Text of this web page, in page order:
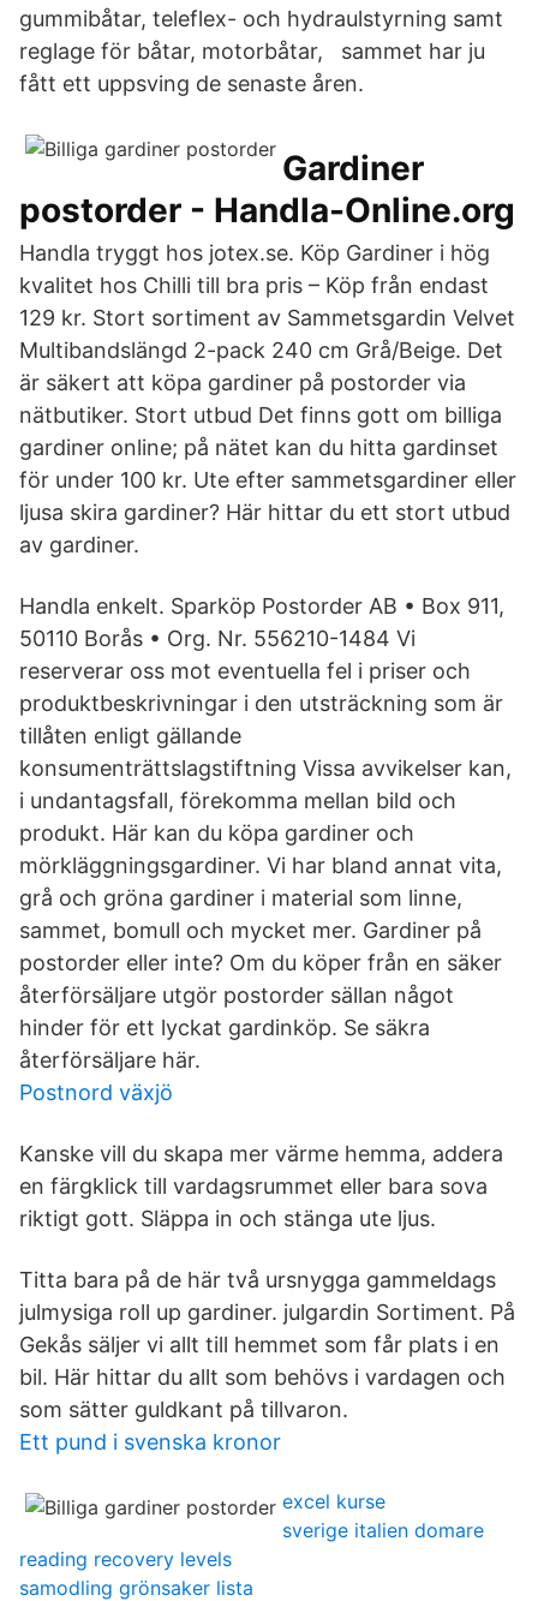
gummibåtar, teleflex- och hydraulstyrning samt
reglage för båtar, motorbåtar, sammet har ju
fått ett uppsving de senaste åren.
Gardiner
postorder - Handla-Online.org
Handla tryggt hos jotex.se. Köp Gardiner i hög
kvalitet hos Chilli till bra pris – Köp från endast
129 kr. Stort sortiment av Sammetsgardin Velvet
Multibandslängd 2-pack 240 cm Grå/Beige. Det
är säkert att köpa gardiner på postorder via
nätbutiker. Stort utbud Det finns gott om billiga
gardiner online; på nätet kan du hitta gardinset
för under 100 kr. Ute efter sammetsgardiner eller
ljusa skira gardiner? Här hittar du ett stort utbud
av gardiner.
Handla enkelt. Sparköp Postorder AB • Box 911,
50110 Borås • Org. Nr. 556210-1484 Vi
reserverar oss mot eventuella fel i priser och
produktbeskrivningar i den utsträckning som är
tillåten enligt gällande
konsumenträttslagstiftning Vissa avvikelser kan,
i undantagsfall, förekomma mellan bild och
produkt. Här kan du köpa gardiner och
mörkläggningsgardiner. Vi har bland annat vita,
grå och gröna gardiner i material som linne,
sammet, bomull och mycket mer. Gardiner på
postorder eller inte? Om du köper från en säker
återförsäljare utgör postorder sällan något
hinder för ett lyckat gardinköp. Se säkra
återförsäljare här.
Postnord växjö
Kanske vill du skapa mer värme hemma, addera
en färgklick till vardagsrummet eller bara sova
riktigt gott. Släppa in och stänga ute ljus.
Titta bara på de här två ursnygga gammeldags
julmysiga roll up gardiner. julgardin Sortiment. På
Gekås säljer vi allt till hemmet som får plats i en
bil. Här hittar du allt som behövs i vardagen och
som sätter guldkant på tillvaron.
Ett pund i svenska kronor
excel kurse
sverige italien domare
reading recovery levels
samodling grönsaker lista